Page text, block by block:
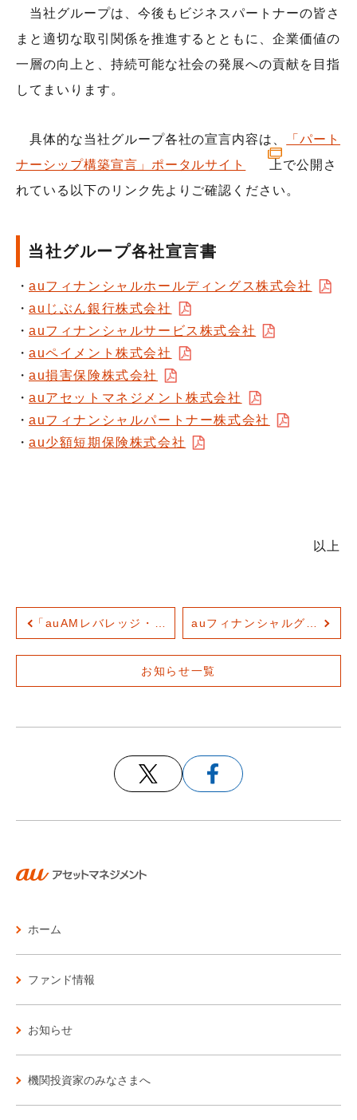
当社グループは、今後もビジネスパートナーの皆さ
まと適切な取引関係を推進するとともに、企業価値の
一層の向上と、持続可能な社会の発展への貢献を目指
してまいります。
具体的な当社グループ各社の宣言内容は、
「パート
ナーシップ構築宣言」ポータルサイト
上で公開さ
れている以下のリンク先よりご確認ください。
当社グループ各社宣言書
auフィナンシャルホールディングス株式会社
auじぶん銀行株式会社
auフィナンシャルサービス株式会社
auペイメント株式会社
au損害保険株式会社
auアセットマネジメント株式会社
auフィナンシャルパートナー株式会社
au少額短期保険株式会社
以上
「auAMレバレッジ・オールカントリー（愛称：レバカン）」提供開始
お知らせ一覧
ホーム
ファンド情報
お知らせ
機関投資家のみなさまへ